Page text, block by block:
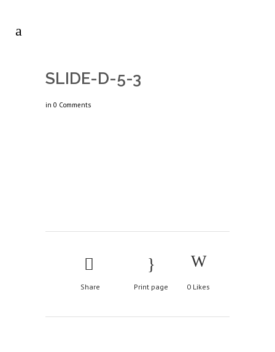
SLIDE-D-5-3
in 0 Comments
Share Print page 0 Likes